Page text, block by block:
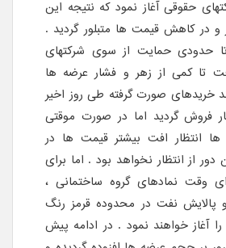
حقوقی آغاز نمود که نتیجه این
و در کاهش قیمت ها متبلور گردید .
تا حدودی حمایت از سوی شرکتهای
تا کمی از زهر و فشار عرضه ها
خریدهای صورت گرفته طی روز اخیر
گردید اما در صورت موقتی
انتظار افت بیشتر قیمت ها در
دور از انتظار نخواهد بود . اما برای
وقت نمادهای گروه ساختمانی ،
پالایش نفت در محدوده قرمز رنگ
را آغاز خواهند نمود . در ادامه پیش